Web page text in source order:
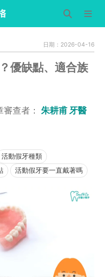
日期：2026-04-16
優缺點、適合族
審查者： 朱耕甫 牙醫
活動假牙種類
活動假牙要一直戴著嗎